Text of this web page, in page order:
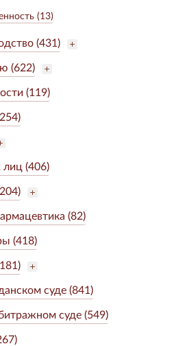
(13)
(431)
(622)
(119)
лиц (406)
(82)
(418)
суде (841)
суде (549)